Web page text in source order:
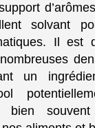
solvant
Il est
un
bien